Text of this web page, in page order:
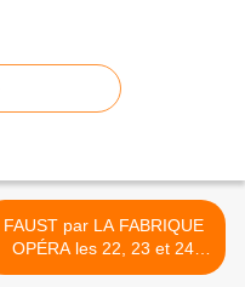
FAUST par LA FABRIQUE
OPÉRA les 22, 23 et 24
mars 2018 au Zénith